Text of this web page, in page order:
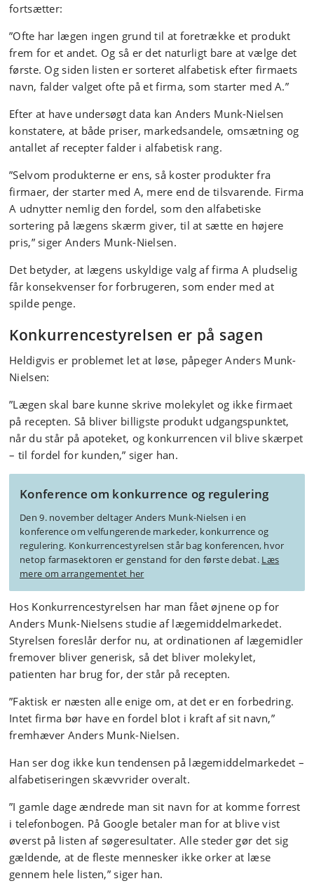
fortsætter:
”Ofte har lægen ingen grund til at foretrække et produkt
frem for et andet. Og så er det naturligt bare at vælge det
første. Og siden listen er sorteret alfabetisk efter firmaets
navn, falder valget ofte på et firma, som starter med A.”
Efter at have undersøgt data kan Anders Munk-Nielsen
konstatere, at både priser, markedsandele, omsætning og
antallet af recepter falder i alfabetisk rang.
”Selvom produkterne er ens, så koster produkter fra
firmaer, der starter med A, mere end de tilsvarende. Firma
A udnytter nemlig den fordel, som den alfabetiske
sortering på lægens skærm giver, til at sætte en højere
pris,” siger Anders Munk-Nielsen.
Det betyder, at lægens uskyldige valg af firma A pludselig
får konsekvenser for forbrugeren, som ender med at
spilde penge.
Konkurrencestyrelsen er på sagen
Heldigvis er problemet let at løse, påpeger Anders Munk-
Nielsen:
”Lægen skal bare kunne skrive molekylet og ikke firmaet
på recepten. Så bliver billigste produkt udgangspunktet,
når du står på apoteket, og konkurrencen vil blive skærpet
– til fordel for kunden,” siger han.
Konference om konkurrence og regulering
Den 9. november deltager Anders Munk-Nielsen i en
konference om velfungerende markeder, konkurrence og
regulering. Konkurrencestyrelsen står bag konferencen, hvor
netop farmasektoren er genstand for den første debat. Læs
mere om arrangementet her
Hos Konkurrencestyrelsen har man fået øjnene op for
Anders Munk-Nielsens studie af lægemiddelmarkedet.
Styrelsen foreslår derfor nu, at ordinationen af lægemidler
fremover bliver generisk, så det bliver molekylet,
patienten har brug for, der står på recepten.
”Faktisk er næsten alle enige om, at det er en forbedring.
Intet firma bør have en fordel blot i kraft af sit navn,”
fremhæver Anders Munk-Nielsen.
Han ser dog ikke kun tendensen på lægemiddelmarkedet –
alfabetiseringen skævvrider overalt.
”I gamle dage ændrede man sit navn for at komme forrest
i telefonbogen. På Google betaler man for at blive vist
øverst på listen af søgeresultater. Alle steder gør det sig
gældende, at de fleste mennesker ikke orker at læse
gennem hele listen,” siger han.